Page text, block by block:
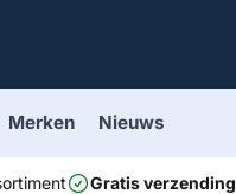
Merken Nieuws
Gratis verzending